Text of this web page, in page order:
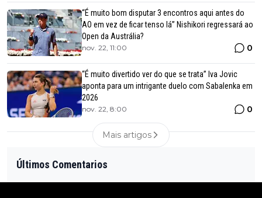
“É muito bom disputar 3 encontros aqui antes do
AO em vez de ficar tenso lá” Nishikori regressará ao
Open da Austrália?
nov. 22, 11:00 0
“É muito divertido ver do que se trata” Iva Jovic
aponta para um intrigante duelo com Sabalenka em
2026
nov. 22, 8:00 0
Mais artigos
Últimos Comentarios